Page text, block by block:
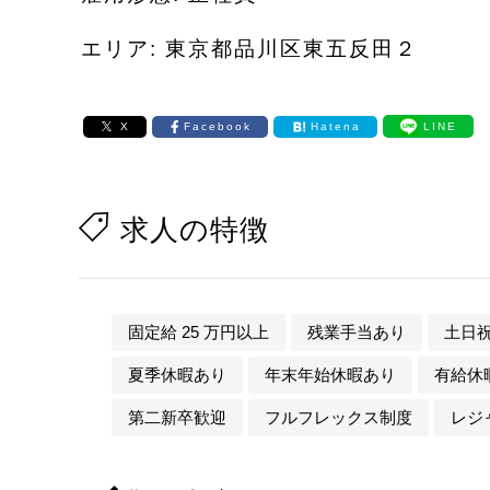
エリア: 東京都品川区東五反田２
X Facebook Hatena LINE
求人の特徴
固定給 25 万円以上 残業手当あり 土日
夏季休暇あり 年末年始休暇あり 有給休
第二新卒歓迎 フルフレックス制度 レジ